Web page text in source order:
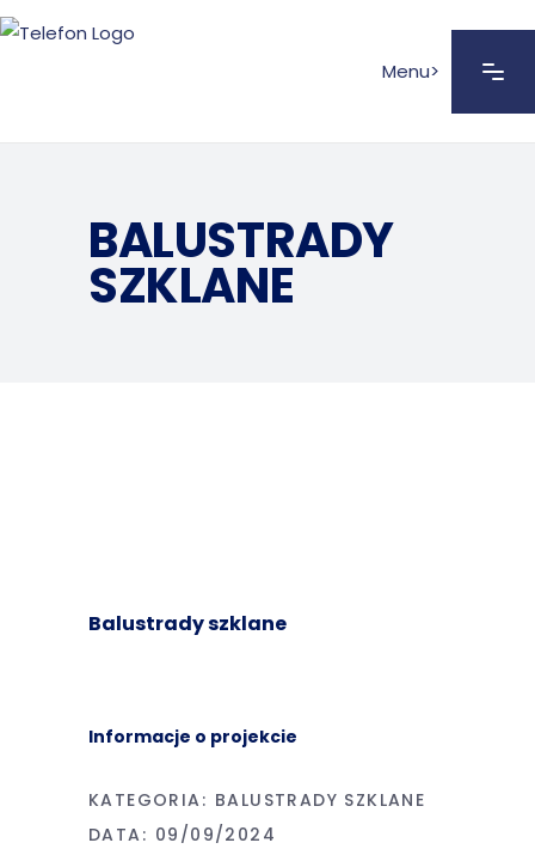
Menu>
BALUSTRADY
SZKLANE
Balustrady szklane
Informacje o projekcie
KATEGORIA: BALUSTRADY SZKLANE
DATA: 09/09/2024